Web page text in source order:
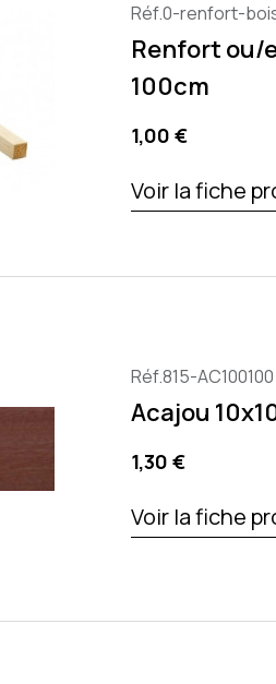
Réf.0-renfort-
Renfort ou/
100cm
Prix
1,00 €
Voir la fiche
Réf.815-AC100100
Acajou
Prix
1,30 €
Voir la fiche